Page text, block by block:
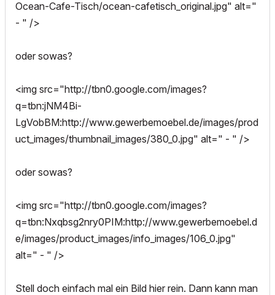
Ocean-Cafe-Tisch/ocean-cafetisch_original.jpg" alt="
- " />
oder sowas?
<img src="http://tbn0.google.com/images?
q=tbn:jNM4Bi-
LgVobBM:http://www.gewerbemoebel.de/images/prod
uct_images/thumbnail_images/380_0.jpg" alt=" - " />
oder sowas?
<img src="http://tbn0.google.com/images?
q=tbn:Nxqbsg2nry0PIM:http://www.gewerbemoebel.d
e/images/product_images/info_images/106_0.jpg"
alt=" - " />
Stell doch einfach mal ein Bild hier rein. Dann kann man